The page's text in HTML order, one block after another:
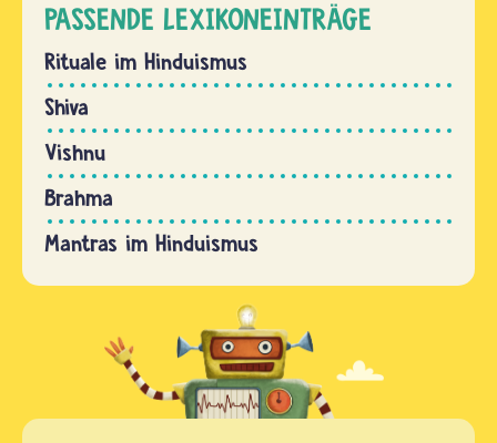
PASSENDE LEXIKONEINTRÄGE
Rituale im Hinduismus
Shiva
Vishnu
Brahma
Mantras im Hinduismus